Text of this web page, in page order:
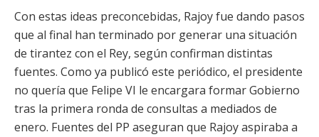
Con estas ideas preconcebidas, Rajoy fue dando pasos
que al final han terminado por generar una situación
de tirantez con el Rey, según confirman distintas
fuentes. Como ya publicó este periódico, el presidente
no quería que Felipe VI le encargara formar Gobierno
tras la primera ronda de consultas a mediados de
enero. Fuentes del PP aseguran que Rajoy aspiraba a